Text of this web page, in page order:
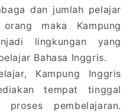
dan jumlah pelajar
maka Kampung
lingkungan yang
Bahasa Inggris.
Kampung Inggris
tempat tinggal
proses pembelajaran.